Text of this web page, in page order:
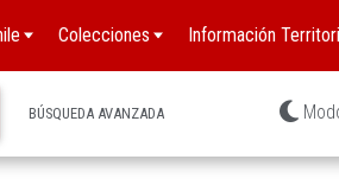
Colecciones Información
BÚSQUEDA AVANZADA